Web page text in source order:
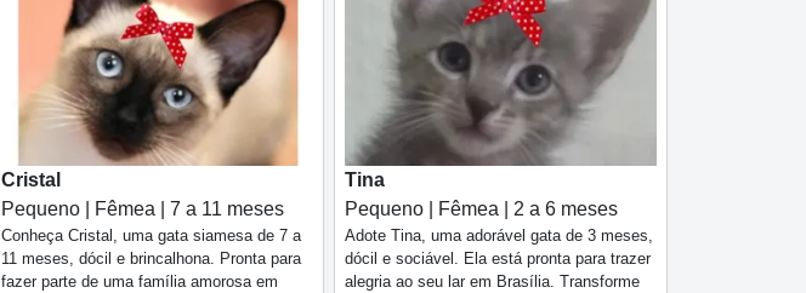
Cristal
Pequeno | Fêmea | 7 a 11 meses
Conheça Cristal, uma gata siamesa de 7 a
11 meses, dócil e brincalhona. Pronta para
fazer parte de uma família amorosa em
Tina
Pequeno | Fêmea | 2 a 6 meses
Adote Tina, uma adorável gata de 3 meses,
dócil e sociável. Ela está pronta para trazer
alegria ao seu lar em Brasília. Transforme